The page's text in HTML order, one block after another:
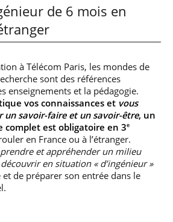
de 6 mois en
à Télécom Paris, les mondes de
sont des références
enseignements et la pédagogie.
vos connaissances et vous
un savoir-faire et un savoir-être, un
complet est obligatoire en 3e
en France ou à l’étranger.
et appréhender un milieu
en situation « d’ingénieur »
et de préparer son entrée dans le